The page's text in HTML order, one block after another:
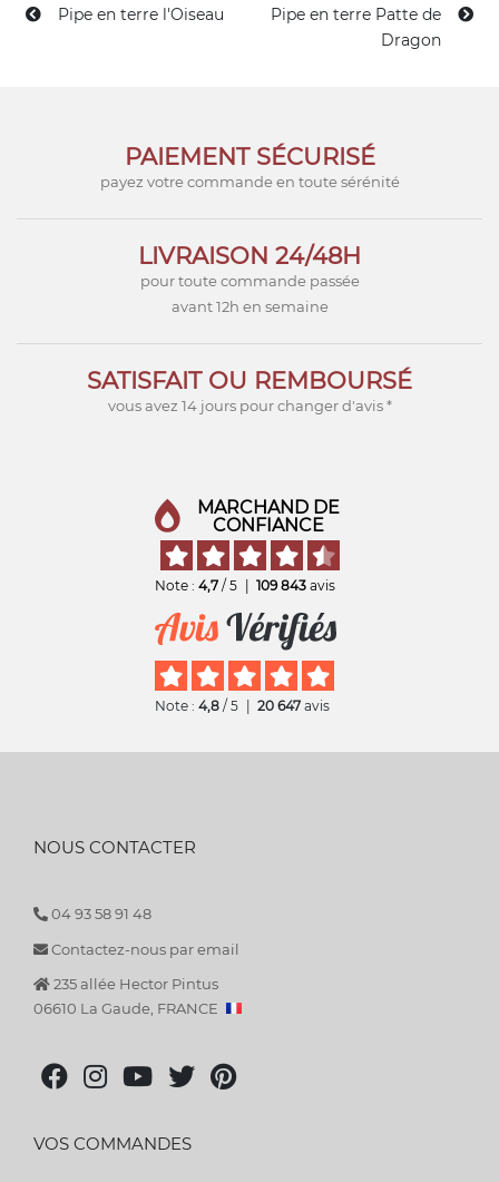
Pipe en terre l'Oiseau
Pipe en terre Patte de
Dragon
PAIEMENT SÉCURISÉ
payez votre commande en toute sérénité
LIVRAISON 24/48H
pour toute commande passée
avant 12h en semaine
SATISFAIT OU REMBOURSÉ
vous avez 14 jours pour changer d'avis *
MARCHAND DE
CONFIANCE
Note : 4,7 / 5 109 843 avis
Note : 4,8 / 5 20 647 avis
NOUS CONTACTER
04 93 58 91 48
Contactez-nous par email
235 allée Hector Pintus
06610 La Gaude, FRANCE
VOS COMMANDES